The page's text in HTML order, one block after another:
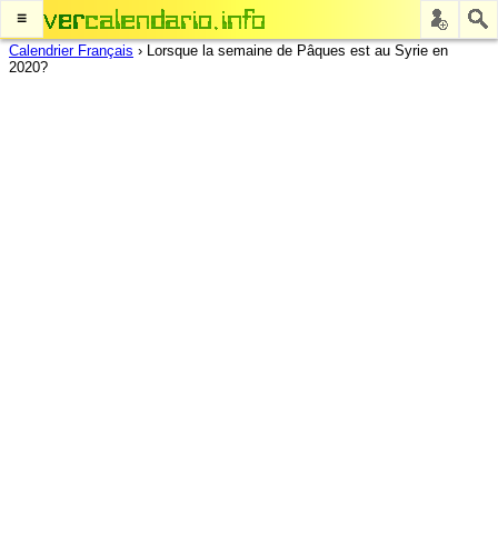
≡
Calendrier Français › Lorsque la semaine de Pâques est au Syrie en
2020?